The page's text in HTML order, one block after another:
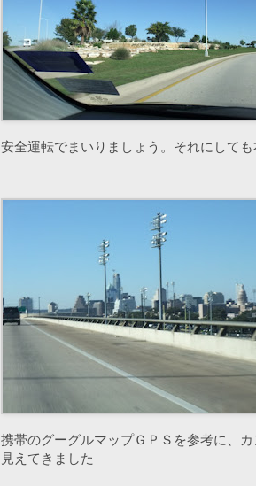
安全運転でまいりましょう。それにして
携帯のグーグルマップＧＰＳを参考に、
見えてきました